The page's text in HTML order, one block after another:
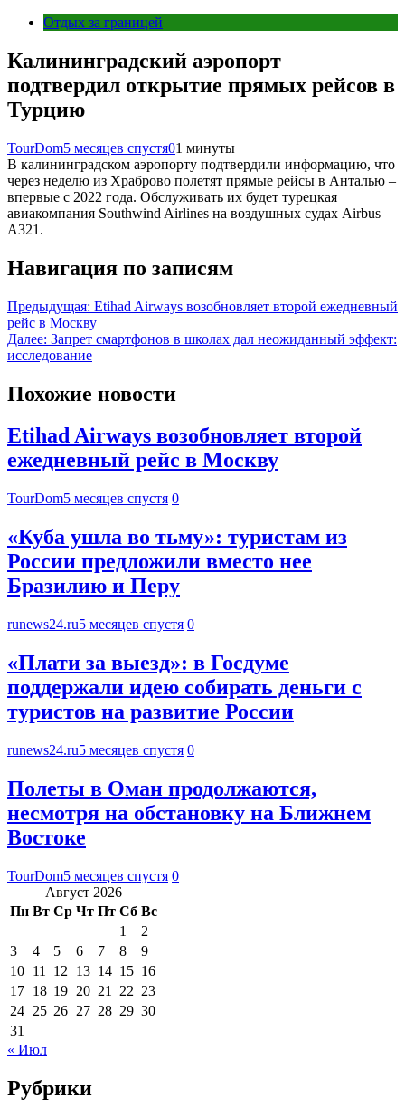
Отдых за границей
Калининградский аэропорт
подтвердил открытие прямых рейсов в
Турцию
TourDom5 месяцев спустя01 минуты
В калининградском аэропорту подтвердили информацию, что
через неделю из Храброво полетят прямые рейсы в Анталью –
впервые с 2022 года. Обслуживать их будет турецкая
авиакомпания Southwind Airlines на воздушных судах Airbus
А321.
Навигация по записям
Предыдущая: Etihad Airways возобновляет второй ежедневный
рейс в Москву
Далее: Запрет смартфонов в школах дал неожиданный эффект:
исследование
Похожие новости
Etihad Airways возобновляет второй
ежедневный рейс в Москву
TourDom5 месяцев спустя 0
«Куба ушла во тьму»: туристам из
России предложили вместо нее
Бразилию и Перу
runews24.ru5 месяцев спустя 0
«Плати за выезд»: в Госдуме
поддержали идею собирать деньги с
туристов на развитие России
runews24.ru5 месяцев спустя 0
Полеты в Оман продолжаются,
несмотря на обстановку на Ближнем
Востоке
TourDom5 месяцев спустя 0
Август 2026
Пн Вт Ср Чт Пт Сб Вс
1
2
3
4 5 6 7 8
9
10 11 12 13 14 15 16
17 18 19 20 21 22 23
24 25 26 27 28 29 30
31
« Июл
Рубрики